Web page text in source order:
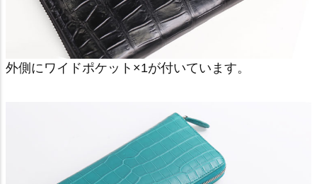
外側にワイドポケット×1が付いています。